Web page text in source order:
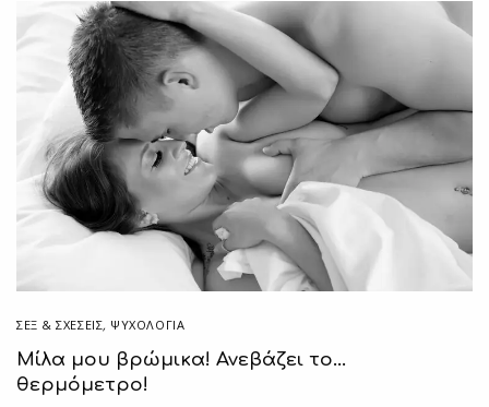
ΣΕΞ & ΣΧΈΣΕΙΣ, ΨΥΧΟΛΟΓΙΑ
Μίλα μου βρώμικα! Ανεβάζει το…
θερμόμετρο!